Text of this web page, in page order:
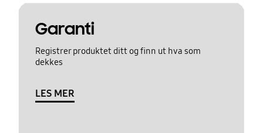
Garanti
Registrer produktet ditt og finn ut hva som
dekkes
LES MER